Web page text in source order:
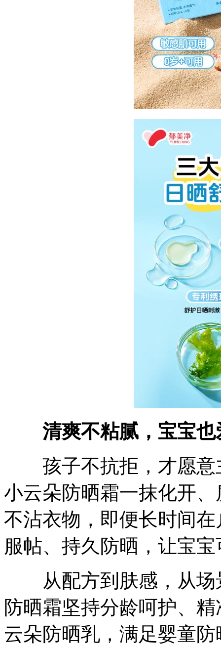
清爽不粘腻，宝宝也
孩子不抗拒，才愿意
小云朵防晒霜一抹化开
不沾衣物，即便长时间
服帖、持久防晒，让宝
从配方到肤感，从场
防晒霜坚持分龄呵护、
云朵防晒乳，满足婴童